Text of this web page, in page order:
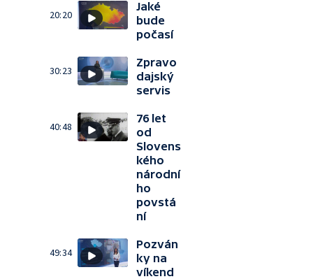
20:20
Jaké
bude
počasí
30:23
Zpravo
dajský
servis
40:48
76 let
od
Slovens
kého
národní
ho
povstá
ní
49:34
Pozván
ky na
víkend